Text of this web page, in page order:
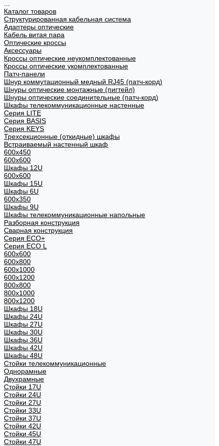
Каталог товаров
Структурированная кабельная система
Адаптеры оптические
Кабель витая пара
Оптические кроссы
Аксессуары
Кроссы оптические неукомплектованные
Кроссы оптические укомплектованные
Патч-панели
Шнур коммутационный медный RJ45 (патч-корд)
Шнуры оптические монтажные (пигтейл)
Шнуры оптические соединительные (патч-корд)
Шкафы телекоммуникационные настенные
Cерия LITE
Cерия BASIS
Cерия KEYS
Трехсекционные (откидные) шкафы
Встраиваемый настенный шкаф
600x450
600x600
Шкафы 12U
600x600
Шкафы 15U
Шкафы 6U
600x350
Шкафы 9U
Шкафы телекоммуникационные напольные
Разборная конструкция
Сварная конструкция
Серия ECO+
Серия ECO L
600x600
600x800
600х1000
600х1200
800x800
800х1000
800х1200
Шкафы 18U
Шкафы 24U
Шкафы 27U
Шкафы 30U
Шкафы 36U
Шкафы 42U
Шкафы 48U
Стойки телекоммуникационные
Однорамные
Двухрамные
Стойки 17U
Стойки 24U
Стойки 27U
Стойки 33U
Стойки 37U
Стойки 42U
Стойки 45U
Стойки 47U